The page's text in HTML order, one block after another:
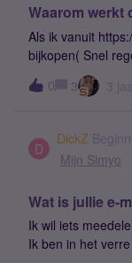
lossen?
vanwege
Waarom werkt
Als ik vanuit
bijkopen( Snel
https://
de pagina niet
0 3 3
D
DickZ
Mijn Simyo
Wat is jullie e-
Ik wil iets
Ik ben in het